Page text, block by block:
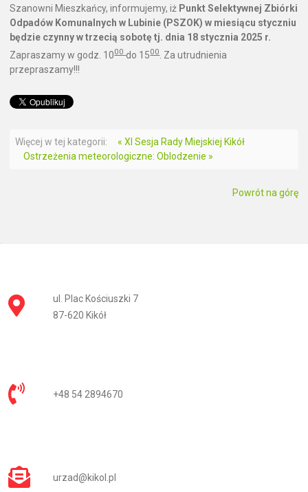
Szanowni Mieszkańcy, informujemy, iż Punkt Selektywnej Zbiórki
Odpadów Komunalnych w Lubinie (PSZOK) w miesiącu styczniu
będzie czynny w trzecią sobotę tj. dnia 18 stycznia 2025 r.
Zapraszamy w godz. 1000 do 1500. Za utrudnienia
przepraszamy!!!
Więcej w tej kategorii:
« XI Sesja Rady Miejskiej Kikół
Ostrzeżenia meteorologiczne: Oblodzenie »
Powrót na górę
ul. Plac Kościuszki 7
87-620 Kikół
+48 54 2894670
urzad@kikol.pl